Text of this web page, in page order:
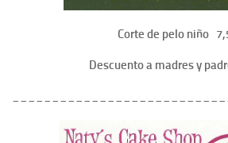
Corte de pelo niño
Descuento a madres y